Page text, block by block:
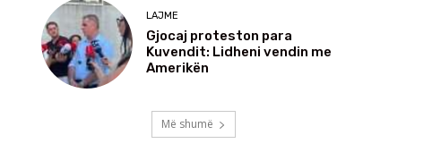
LAJME
Gjocaj proteston para
Kuvendit: Lidheni vendin me
Amerikën
Më shumë